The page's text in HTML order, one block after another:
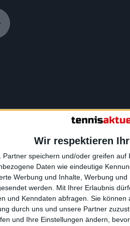
Wir respektieren
Partner speichern und/oder greifen
Daten wie eindeutige
Werbung und Inhalte, Werbung
werden. Mit Ihrer Erlaubnis
und Kenndaten abfragen. Sie
durch uns und unsere Partner
und Ihre Einstellungen ändern,
in der Blüte seiner
drei Fünf-Satz-
sich und sorgte für
Ben Sheltonin der dritten